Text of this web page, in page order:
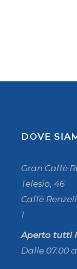
DOVE
Gran Caffè
Telesio, 46
Caffè
1
Aperto tutti
Dalle 07.00